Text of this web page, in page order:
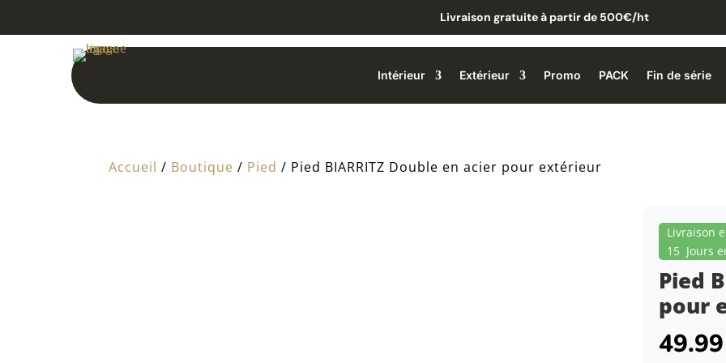
Livraison gratuite à partir de 500€/ht
Intérieur Extérieur Promo PACK Fin de série
Accueil / Boutique / Pied / Pied BIARRITZ Double en acier pour extérieur
Livraison
15 Jours
Pied
pour